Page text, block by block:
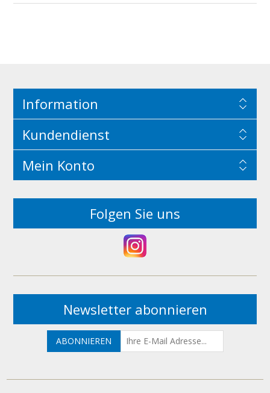
Information
Kundendienst
Mein Konto
Folgen Sie uns
Newsletter abonnieren